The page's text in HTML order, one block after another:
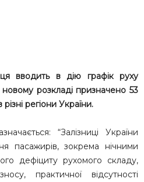
вводить в дію графік руху
новому розкладі призначено 53
регіони України.
“Залізниці України
пасажирів, зокрема нічними
дефіциту рухомого складу,
практичної відсутності